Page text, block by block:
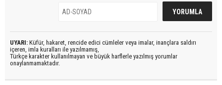
UYARI: Küfür, hakaret, rencide edici cümleler veya imalar, inançlara saldırı
içeren, imla kuralları ile yazılmamış,
Türkçe karakter kullanılmayan ve büyük harflerle yazılmış yorumlar
onaylanmamaktadır.